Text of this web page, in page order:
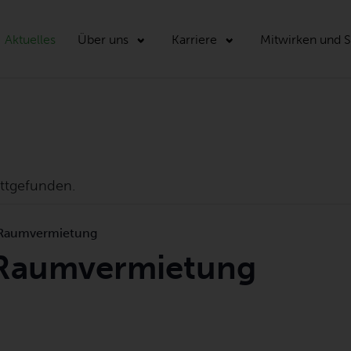
Aktuelles Über uns Karriere Mitwirken und